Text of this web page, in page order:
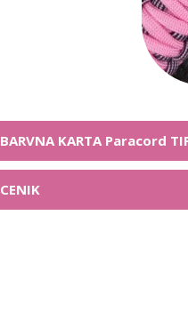
BARVNA KARTA Paracord
CENIK